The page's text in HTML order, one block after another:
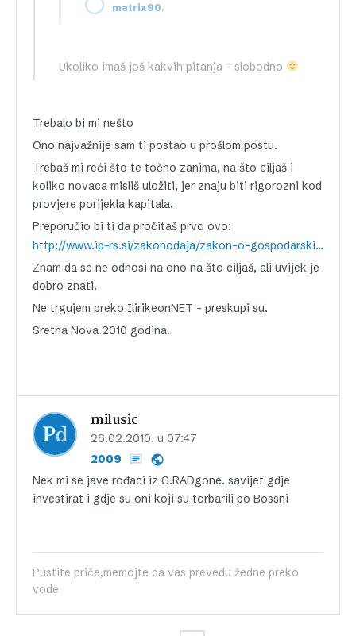
matrix90,
Ukoliko imaš još kakvih pitanja – slobodno
Trebalo bi mi nešto
Ono najvažnije sam ti postao u prošlom postu.
Trebaš mi reći što te točno zanima, na što ciljaš i
koliko novaca misliš uložiti, jer znaju biti rigorozni kod
provjere porijekla kapitala.
Preporučio bi ti da pročitaš prvo ovo:
http://www.ip-rs.si/zakonodaja/zakon-o-gospodarskih-druzbah/
Znam da se ne odnosi na ono na što ciljaš, ali uvijek je
dobro znati.
Ne trgujem preko IlirikeonNET – preskupi su.
Sretna Nova 2010 godina.
milusic
26.02.2010. u 07:47
2009
Nek mi se jave rođaci iz G.RADgone. savijet gdje
investirat i gdje su oni koji su torbarili po Bossni
Pustite priče,memojte da vas prevedu žedne preko
vode